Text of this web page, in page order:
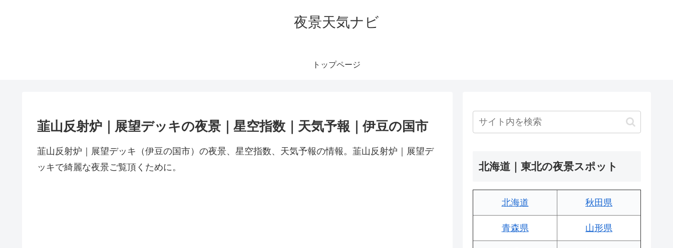
夜景天気ナビ
トップページ
韮山反射炉｜展望デッキの夜景｜星空指数｜天気予報｜伊豆の国市
韮山反射炉｜展望デッキ（伊豆の国市）の夜景、星空指数、天気予報の情報。韮山反射炉｜展望デ
ッキで綺麗な夜景ご覧頂くために。
北海道｜東北の夜景スポット
北海道 秋田県
青森県 山形県